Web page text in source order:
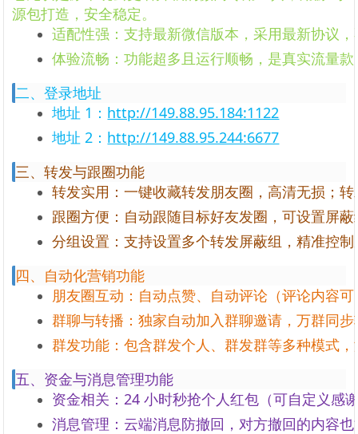
源包打造，安全稳定。
适配性强：支持最新微信版本，采用最新协议
体验流畅：功能超多且运行顺畅，是真实流量
二、登录地址
地址 1： http://149.88.95.184:1122
地址 2： http://149.88.95.244:6677
三、转发与跟圈功能
转发实用：一键收藏转发朋友圈，高清无损；
跟圈方便：自动跟随目标好友发圈，可设置屏
分组设置：支持设置多个转发屏蔽组，精准控
四、自动化营销功能
朋友圈互动：自动点赞、自动评论（评论内容
群聊与转播：独家自动加入群聊邀请，万群同
群发功能：包含群发个人、群发群等多种模式
五、资金与消息管理功能
资金相关：24 小时秒抢个人红包（可自定义感
消息管理：云端消息防撤回，对方撤回的内容